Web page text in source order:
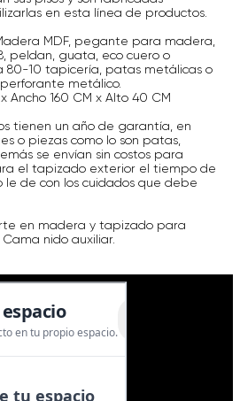
en esta línea de productos.
MDF, pegante para madera,
peldan, guata, eco cuero o
80-10 tapicería, patas metálicas o
metálico.
Ancho 160 CM x Alto 40 CM
tienen un año de garantía, en
o piezas como lo son patas,
se envían sin costos para
el tapizado exterior el tiempo de
le de con los cuidados que debe
en madera y tapizado para
nido auxiliar.